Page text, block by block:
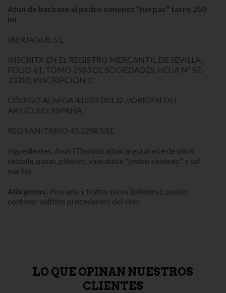
Atún de barbate al pedro ximenez "herpac" tarro 250
ml.
IBERJAGUS, S.L.
INSCRITA EN EL REGISTRO MERCANTIL DE SEVILLA,
FOLIO 61, TOMO 2983 DE SOCIEDADES, HOJA Nº SE-
33310, INSCRIPCIÓN 1ª
CÓDIGO ALBEGA 41500-00132 //ORIGEN DEL
ARTICULO: ESPAÑA
REG SANITARIO 40.22083/SE
Ingredientes: Atún (Thunnus albacares),aceite de oliva,
cebolla, pasas, piñones, vino dulce "pedro ximénez" y sal
marina.
Alérgenos: Pescado y frutos secos (piñones); puede
contener sulfitos procedentes del vino.
LO QUE OPINAN NUESTROS
CLIENTES